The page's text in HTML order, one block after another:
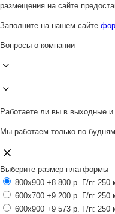
размещения на сайте
Заполните на нашем сайте
Вопросы о компании
Работаете ли вы в выходные
Мы работаем только по
Выберите размер платформы
800x900 +8 800 р. Г/п: 250
600x700 +9 200 р. Г/п: 250
600x900 +9 573 р. Г/п: 250